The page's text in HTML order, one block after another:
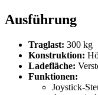
Ausführung
Traglast: 300 kg
Konstruktion:
Ladefläche:
Funktionen:
Joystick-